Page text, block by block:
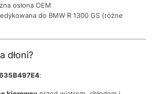
osłona OEM
do BMW R 1300 GS (różne
dłoni?
: